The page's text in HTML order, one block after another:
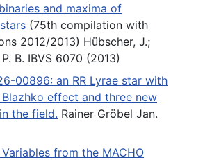
and maxima of
(75th compilation with
2012/2013) Hübscher, J.;
B. IBVS 6070 (2013)
00896: an RR Lyrae star with
effect and three new
the field. Rainer Gröbel Jan.
from the MACHO